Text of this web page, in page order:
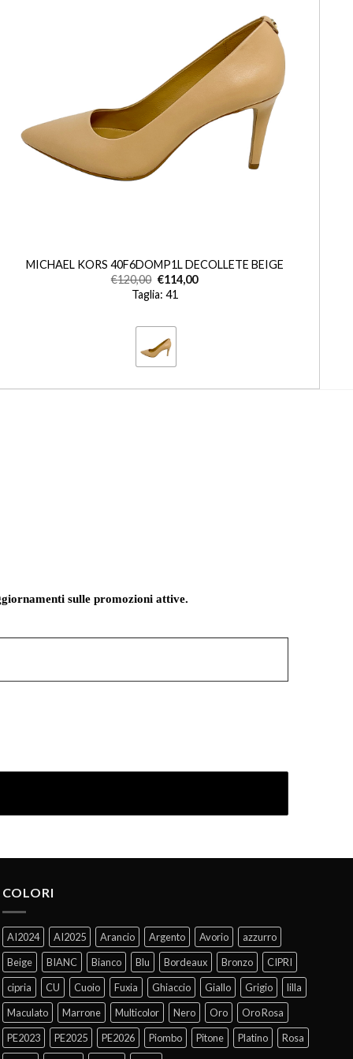
MICHAEL KORS 40F6DOMP1L DECOLLETE BEIGE
€120,00 €114,00
Taglia: 41
sulle promozioni attive.
COLORI
AI2024 AI2025 Arancio Argento Avorio
azzurro
Beige
BIANC Bianco Blu Bordeaux Bronzo
CIPRI
cipria
CU Cuoio Fuxia Ghiaccio Giallo Grigio
lilla
Maculato
Marrone Multicolor Nero Oro
Oro Rosa
PE2023
PE2025 PE2026 Piombo Pitone Platino
Rosa